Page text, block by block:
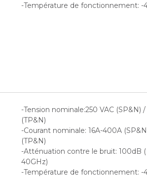
-Température de fonctionnement: -
-Tension nominale:250 VAC (SP&N)
(TP&N)
-Courant nominale: 16A-400A
(TP&N)
-Atténuation contre le bruit: 100dB (
40GHz)
-Température de fonctionnement: -